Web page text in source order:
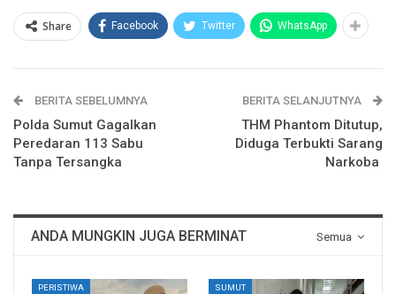
Share Facebook Twitter WhatsApp
BERITA SEBELUMNYA
Polda Sumut Gagalkan
Peredaran 113 Sabu
Tanpa Tersangka
BERITA SELANJUTNYA
THM Phantom Ditutup,
Diduga Terbukti Sarang
Narkoba
Semua
ANDA MUNGKIN JUGA BERMINAT
PERISTIWA SUMUT